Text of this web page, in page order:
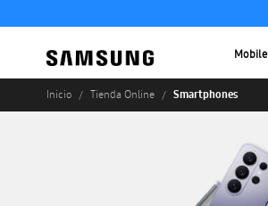
Mobile
Inicio Tienda Online Smartphones